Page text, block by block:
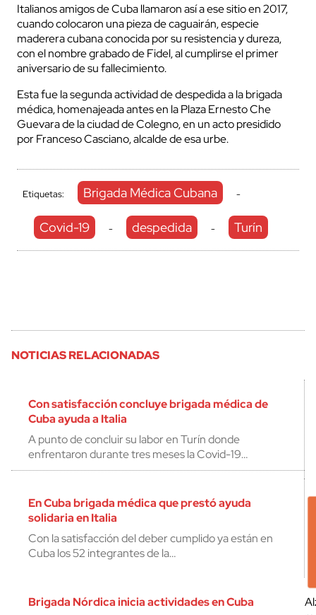
Italianos amigos de Cuba llamaron así a ese sitio en 2017,
cuando colocaron una pieza de caguairán, especie
maderera cubana conocida por su resistencia y dureza,
con el nombre grabado de Fidel, al cumplirse el primer
aniversario de su fallecimiento.
Esta fue la segunda actividad de despedida a la brigada
médica, homenajeada antes en la Plaza Ernesto Che
Guevara de la ciudad de Colegno, en un acto presidido
por Franceso Casciano, alcalde de esa urbe.
Etiquetas: Brigada Médica Cubana -
Covid-19 - despedida - Turín
NOTICIAS RELACIONADAS
Con satisfacción concluye brigada médica de
Cuba ayuda a Italia
A punto de concluir su labor en Turín donde
enfrentaron durante tres meses la Covid-19…
En Cuba brigada médica que prestó ayuda
solidaria en Italia
Con la satisfacción del deber cumplido ya están en
Cuba los 52 integrantes de la…
Brigada Nórdica inicia actividades en Cuba